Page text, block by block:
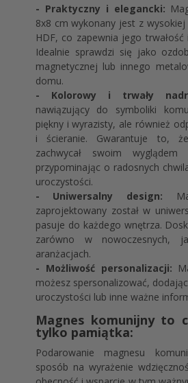
- Praktyczny i elegancki:
8x8 cm wykonany jest z wysokiej
HDF, co zapewnia jego trwałość
Idealnie sprawdzi się jako
magnetycznej lub innego
domu.
- Kolorowy i trwały
nawiązujący do symboliki
piękny i wyrazisty, ale również
i ścieranie. Gwarantuje to,
zachwycał swoim
przypominając o radosnych
uroczystości.
- Uniwersalny design:
zaprojektowany został w
pasuje do każdego wnętrza.
zarówno w nowoczesnych,
aranżacjach.
- Możliwość personalizacji:
możesz spersonalizować,
uroczystości lub inne ważne
Magnes komunijny to
tylko pamiątka:
Podarowanie magnesu
sposób na wyrażenie